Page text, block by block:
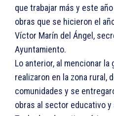
que trabajar más y este
obras que se hicieron el
Víctor Marín del Ángel,
Ayuntamiento.
Lo anterior, al mencionar la
realizaron en la zona rural,
comunidades y se
obras al sector educativo y